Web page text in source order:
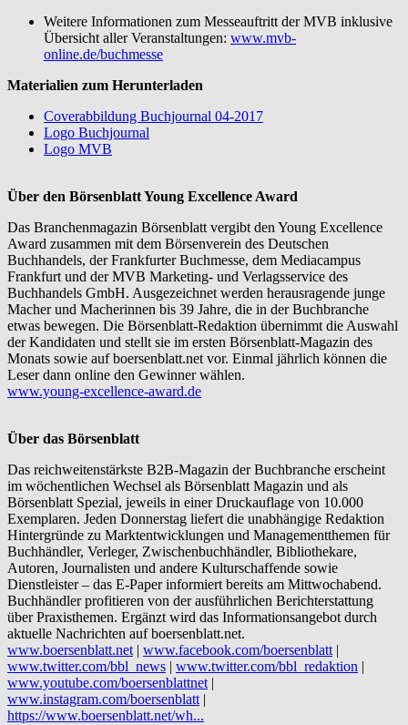
Weitere Informationen zum Messeauftritt der MVB inklusive
Übersicht aller Veranstaltungen: www.mvb-
online.de/buchmesse
Materialien zum Herunterladen
Coverabbildung Buchjournal 04-2017
Logo Buchjournal
Logo MVB
Über den Börsenblatt Young Excellence Award
Das Branchenmagazin Börsenblatt vergibt den Young Excellence
Award zusammen mit dem Börsenverein des Deutschen
Buchhandels, der Frankfurter Buchmesse, dem Mediacampus
Frankfurt und der MVB Marketing- und Verlagsservice des
Buchhandels GmbH. Ausgezeichnet werden herausragende junge
Macher und Macherinnen bis 39 Jahre, die in der Buchbranche
etwas bewegen. Die Börsenblatt-Redaktion übernimmt die Auswahl
der Kandidaten und stellt sie im ersten Börsenblatt-Magazin des
Monats sowie auf boersenblatt.net vor. Einmal jährlich können die
Leser dann online den Gewinner wählen.
www.young-excellence-award.de
Über das Börsenblatt
Das reichweitenstärkste B2B-Magazin der Buchbranche erscheint
im wöchentlichen Wechsel als Börsenblatt Magazin und als
Börsenblatt Spezial, jeweils in einer Druckauflage von 10.000
Exemplaren. Jeden Donnerstag liefert die unabhängige Redaktion
Hintergründe zu Marktentwicklungen und Managementthemen für
Buchhändler, Verleger, Zwischenbuchhändler, Bibliothekare,
Autoren, Journalisten und andere Kulturschaffende sowie
Dienstleister – das E-Paper informiert bereits am Mittwochabend.
Buchhändler profitieren von der ausführlichen Berichterstattung
über Praxisthemen. Ergänzt wird das Informationsangebot durch
aktuelle Nachrichten auf boersenblatt.net.
www.boersenblatt.net | www.facebook.com/boersenblatt |
www.twitter.com/bbl_news | www.twitter.com/bbl_redaktion |
www.youtube.com/boersenblattnet |
www.instagram.com/boersenblatt |
https://www.boersenblatt.net/wh...